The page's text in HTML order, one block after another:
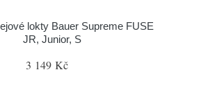
lokty Bauer Supreme FUSE
JR, Junior, S
3 149 Kč